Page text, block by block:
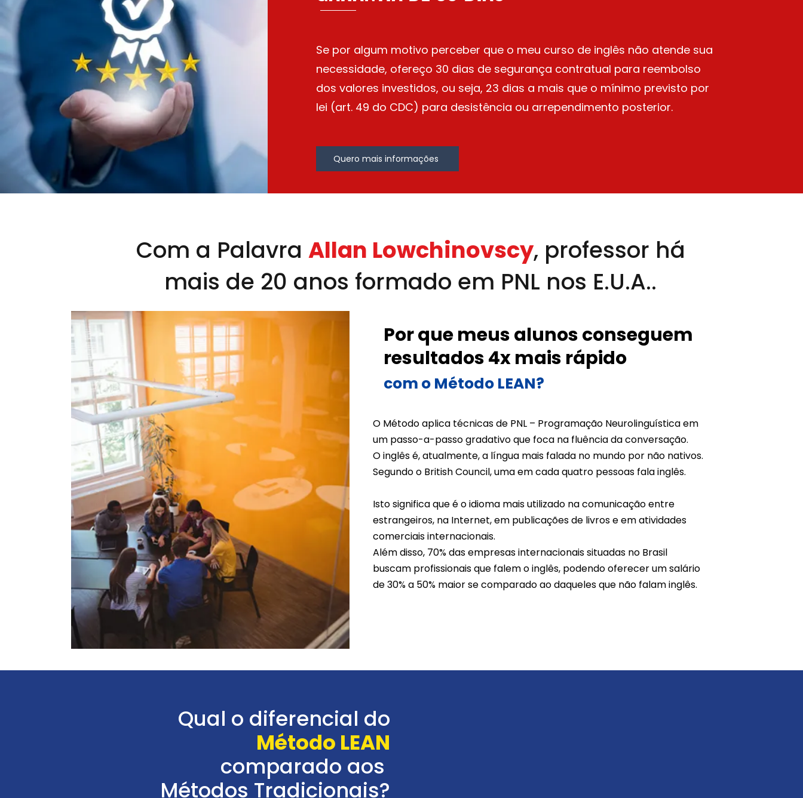
Se por algum motivo perceber que o meu curso de inglês não atende sua
necessidade, ofereço 30 dias de segurança contratual para reembolso
dos valores investidos, ou seja, 23 dias a mais que o mínimo previsto por
lei (art. 49 do CDC) para desistência ou arrependimento posterior.
Quero mais informações
Com a Palavra Allan Lowchinovscy, professor há
mais de 20 anos formado em PNL nos E.U.A..
Por que meus alunos conseguem
resultados 4x mais rápido
com o Método LEAN?
O Método aplica técnicas de PNL – Programação Neurolinguística em
um passo-a-passo gradativo que foca na fluência da conversação.
O inglês é, atualmente, a língua mais falada no mundo por não nativos.
Segundo o British Council, uma em cada quatro pessoas fala inglês.
Isto significa que é o idioma mais utilizado na comunicação entre
estrangeiros, na Internet, em publicações de livros e em atividades
comerciais internacionais.
Além disso, 70% das empresas internacionais situadas no Brasil
buscam profissionais que falem o inglês, podendo oferecer um salário
de 30% a 50% maior se comparado ao daqueles que não falam inglês.
Qual o diferencial do
Método LEAN
comparado aos
Métodos Tradicionais?